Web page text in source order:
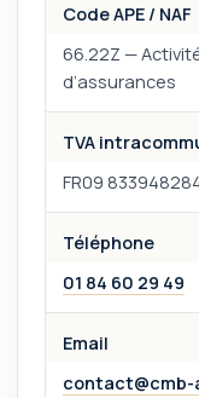
Code APE / NAF
66.22Z —
d’assurances
TVA
FR09
Téléphone
01 84 60 29 49
Email